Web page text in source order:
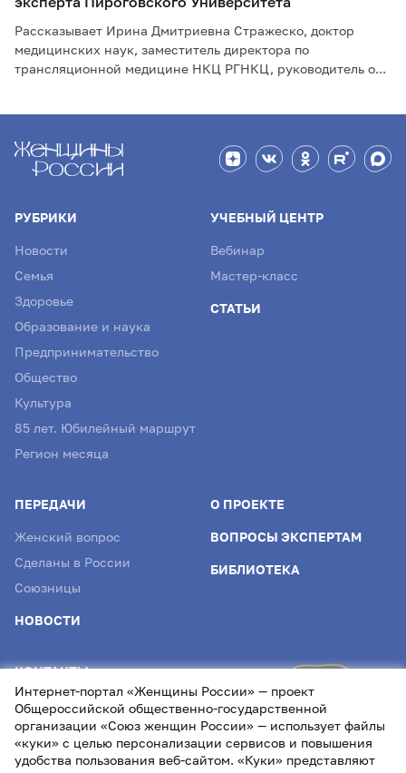
Рассказывает Ирина Дмитриевна Стражеско, доктор
медицинских наук, заместитель директора по
трансляционной медицине НКЦ РГНКЦ, руководитель о...
РУБРИКИ
Новости
Семья
Здоровье
Образование и наука
Предпринимательство
Общество
Культура
85 лет. Юбилейный маршрут
Регион месяца
УЧЕБНЫЙ ЦЕНТР
Вебинар
Мастер-класс
СТАТЬИ
ПЕРЕДАЧИ
Женский вопрос
Сделаны в России
Союзницы
НОВОСТИ
О ПРОЕКТЕ
ВОПРОСЫ ЭКСПЕРТАМ
БИБЛИОТЕКА
КОНТАКТЫ
info@womenofrussia.online
Интернет-портал «Женщины России» — проект
Общероссийской общественно-государственной
организации «Союз женщин России» — использует файлы
«куки» с целью персонализации сервисов и повышения
удобства пользования веб-сайтом. «Куки» представляют